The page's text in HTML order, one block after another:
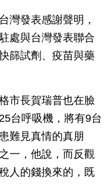
灣發表感謝聲明，
處與台灣發表聯合
篩試劑、疫苗與藥
市長賀瑞普也在臉
台呼吸機，將有9台
難見真情的真朋
一，他說，而反觀
人的錢換來的，既